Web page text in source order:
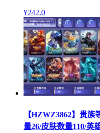
¥242.0
【HZWZ3862】贵
量26/皮肤数量110/英